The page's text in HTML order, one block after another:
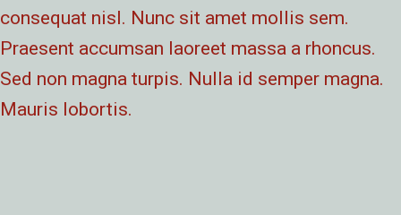
consequat nisl. Nunc sit amet mollis sem.
Praesent accumsan laoreet massa a rhoncus.
Sed non magna turpis. Nulla id semper magna.
Mauris lobortis.